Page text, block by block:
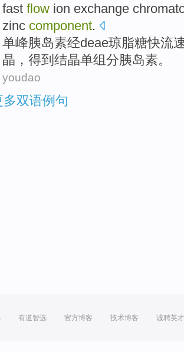
fast flow ion exchange
zinc component.
单峰胰岛素经deae琼脂糖快流
晶 ，得到结晶单组分胰岛素。
youdao
多双语例句
有道智选 官方博客 技术博客 诚聘英才